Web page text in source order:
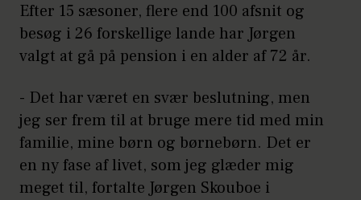
Efter 15 sæsoner, flere end 100 afsnit og
besøg i 26 forskellige lande har Jørgen
valgt at gå på pension i en alder af 72 år.
- Det har været en svær beslutning, men
jeg ser frem til at bruge mere tid med min
familie, mine børn og børnebørn. Det er
en ny fase af livet, som jeg glæder mig
meget til, fortalte Jørgen Skouboe i